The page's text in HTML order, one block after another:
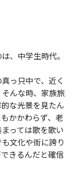
、中学生時代。
っ只中で、近く
んな時、家族旅
な光景を見たん
かかわらず、老
っては歌を歌い
文化や街に誇り
きるんだと確信